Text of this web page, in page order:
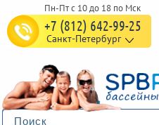
+7 (812) 642-99-25
Санкт-Петербург